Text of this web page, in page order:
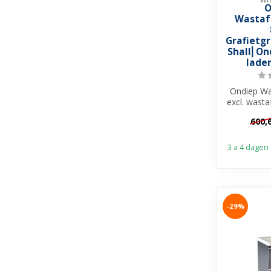
Ondiep
excl.
3 a 4 dagen
-29%